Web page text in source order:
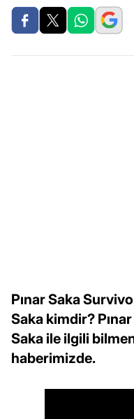
Pınar Saka
Saka kimdir?
Saka ile ilgili
haberimizde.